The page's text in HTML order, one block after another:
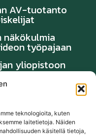
teknologioita, kuten
laitetietoja. Näiden
käsitellä tietoja,
AV-tuotanto
näkökulmia
työpajaan
yliopistoon